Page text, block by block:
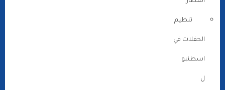
تنظيم
الحفلات في
اسطنبو
ل